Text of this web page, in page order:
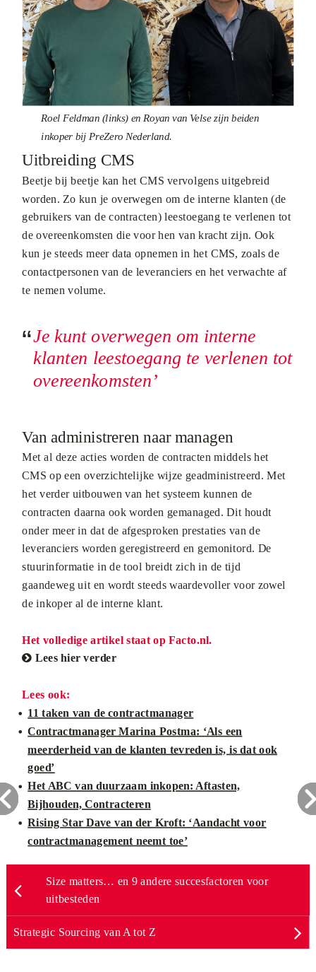
Roel Feldman (links) en Royan van Velse zijn beiden
inkoper bij PreZero Nederland.
Uitbreiding CMS
Beetje bij beetje kan het CMS vervolgens uitgebreid
worden. Zo kun je overwegen om de interne klanten (de
gebruikers van de contracten) leestoegang te verlenen tot
de overeenkomsten die voor hen van kracht zijn. Ook
kun je steeds meer data opnemen in het CMS, zoals de
contactpersonen van de leveranciers en het verwachte af
te nemen volume.
Je kunt overwegen om interne
klanten leestoegang te verlenen tot
overeenkomsten’
Van administreren naar managen
Met al deze acties worden de contracten middels het
CMS op een overzichtelijke wijze geadministreerd. Met
het verder uitbouwen van het systeem kunnen de
contracten daarna ook worden gemanaged. Dit houdt
onder meer in dat de afgesproken prestaties van de
leveranciers worden geregistreerd en gemonitord. De
stuurinformatie in de tool breidt zich in de tijd
gaandeweg uit en wordt steeds waardevoller voor zowel
de inkoper al de interne klant.
Het volledige artikel staat op Facto.nl.
 Lees hier verder
Lees ook:
11 taken van de contractmanager
Contractmanager Marina Postma: ‘Als een
meerderheid van de klanten tevreden is, is dat ook
goed’
Het ABC van duurzaam inkopen: Aftasten,
Bijhouden, Contracteren
Rising Star Dave van der Kroft: ‘Aandacht voor
contractmanagement neemt toe’
Size matters… en 9 andere succesfactoren voor
uitbesteden
Strategic Sourcing van A tot Z